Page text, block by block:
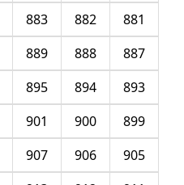
881
882
883
887
888
889
893
894
895
899
900
901
905
906
907